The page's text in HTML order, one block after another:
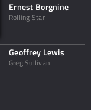
Ernest Borgnine
Rolling Star
Geoffrey Lewis
Greg Sullivan